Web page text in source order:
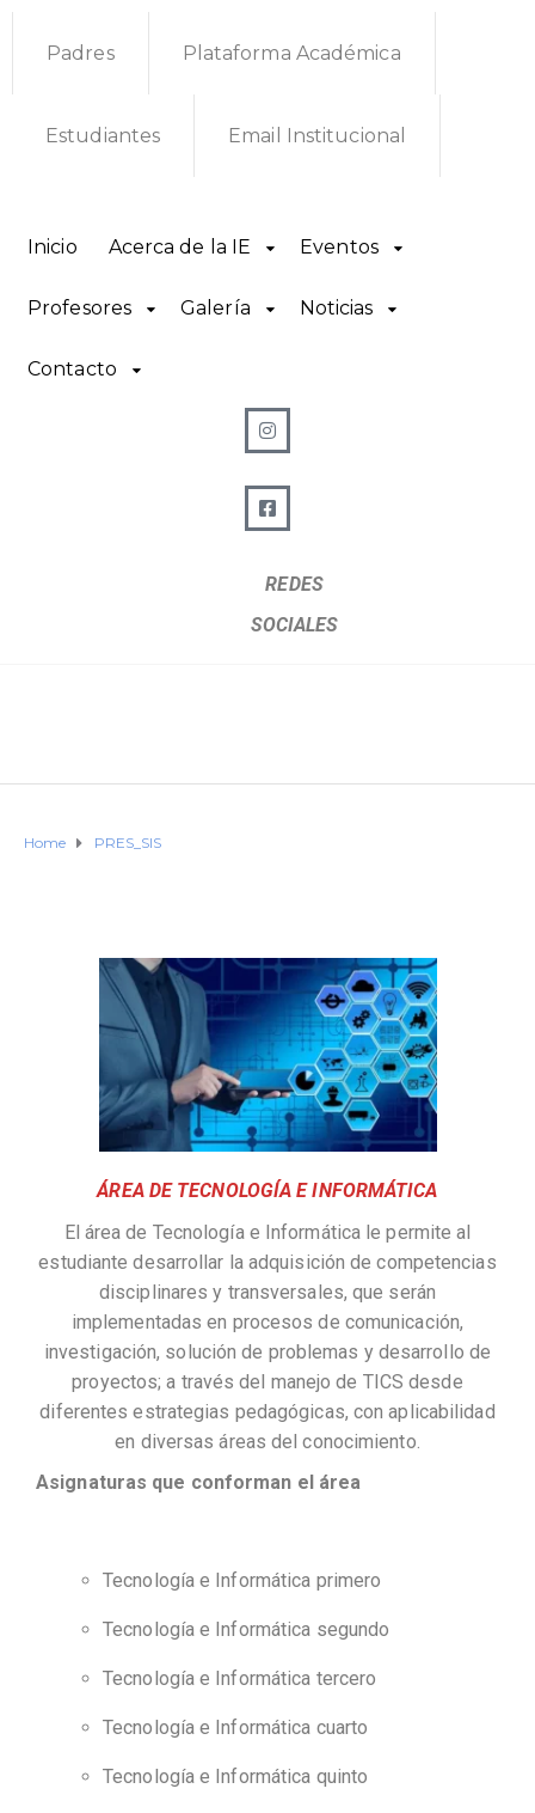
Padres Plataforma Académica
Estudiantes Email Institucional
Inicio Acerca de la IE Eventos
Profesores Galería Noticias
Contacto
REDES
SOCIALES
Home PRES_SIS
ÁREA DE TECNOLOGÍA E INFORMÁTICA
El área de Tecnología e Informática le permite al
estudiante desarrollar la adquisición de competencias
disciplinares y transversales, que serán
implementadas en procesos de comunicación,
investigación, solución de problemas y desarrollo de
proyectos; a través del manejo de TICS desde
diferentes estrategias pedagógicas, con aplicabilidad
en diversas áreas del conocimiento.
Asignaturas que conforman el área
Tecnología e Informática primero
Tecnología e Informática segundo
Tecnología e Informática tercero
Tecnología e Informática cuarto
Tecnología e Informática quinto